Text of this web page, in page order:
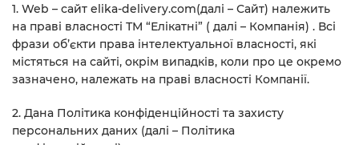
1. Web – сайт elika-delivery.com(далі – Сайт) належить
на праві власності ТМ “Елікатні” ( далі – Компанія) . Всі
фрази об’єкти права інтелектуальної власності, які
містяться на сайті, окрім випадків, коли про це окремо
зазначено, належать на праві власності Компанії.
2. Дана Політика конфіденційності та захисту
персональних даних (далі – Політика